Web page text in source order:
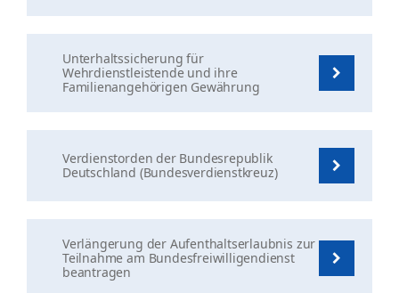
Unterhaltssicherung für
Wehrdienstleistende und ihre
Familienangehörigen Gewährung
Verdienstorden der Bundesrepublik
Deutschland (Bundesverdienstkreuz)
Verlängerung der Aufenthaltserlaubnis zur
Teilnahme am Bundesfreiwilligendienst
beantragen